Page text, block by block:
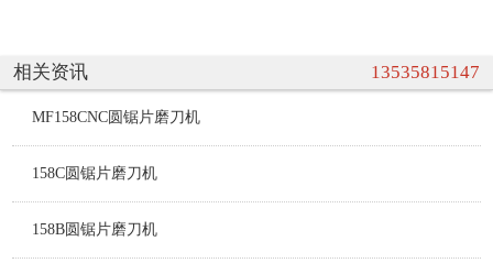
相关资讯 13535815147
MF158CNC圆锯片磨刀机
158C圆锯片磨刀机
158B圆锯片磨刀机